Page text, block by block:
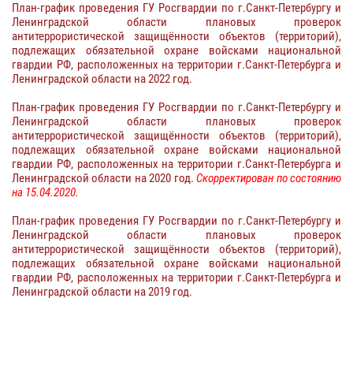
План-график проведения ГУ Росгвардии по г.Санкт-Петербургу и
Ленинградской области плановых проверок
антитеррористической защищённости объектов (территорий),
подлежащих обязательной охране войсками национальной
гвардии РФ, расположенных на территории г.Санкт-Петербурга и
Ленинградской области на 2022 год.
План-график проведения ГУ Росгвардии по г.Санкт-Петербургу и
Ленинградской области плановых проверок
антитеррористической защищённости объектов (территорий),
подлежащих обязательной охране войсками национальной
гвардии РФ, расположенных на территории г.Санкт-Петербурга и
Ленинградской области на 2020 год.Скорректирован по состоянию
на 15.04.2020.
План-график проведения ГУ Росгвардии по г.Санкт-Петербургу и
Ленинградской области плановых проверок
антитеррористической защищённости объектов (территорий),
подлежащих обязательной охране войсками национальной
гвардии РФ, расположенных на территории г.Санкт-Петербурга и
Ленинградской области на 2019 год.